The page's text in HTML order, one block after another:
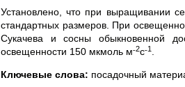
Установлено, что при выращивании
стандартных размеров. При
Сукачева и сосны обыкновенной
освещенности 150 мкмоль м˗2с˗1
Ключевые слова: посадочный